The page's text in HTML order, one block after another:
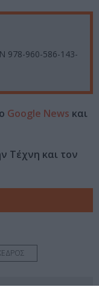
978-960-586-143-
Google News και
Τέχνη και τον